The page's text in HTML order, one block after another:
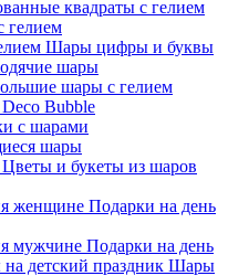
гелием
Шары цифры и буквы
шары
шары с гелием
Bubble
с шарами
шары
Цветы и букеты из шаров
Подарки на день
Подарки на день
Шары